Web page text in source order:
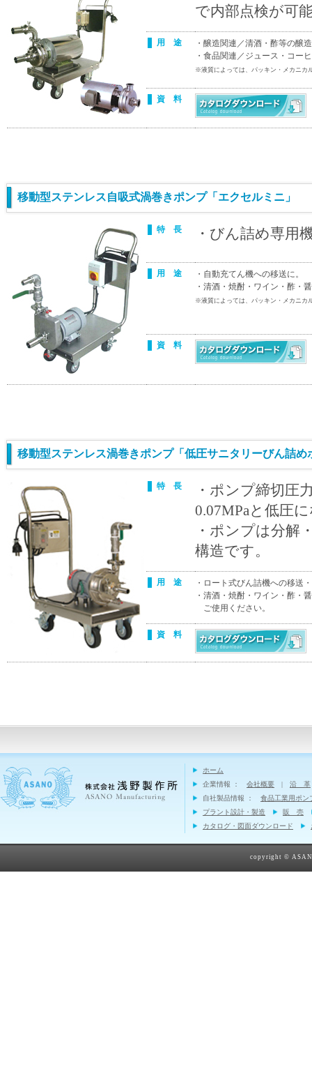
で内部点検が可
用 途
・醸造関連／清酒・酢等の醸
・食品関連／ジュース・コー
※液質によっては、パッキン・メカニカ
資 料
移動型ステンレス自吸式渦巻きポンプ「エクセルミニ」
特 長 ・びん詰め専用
用 途
・自動充てん機への移送に。
・清酒・焼酎・ワイン・酢・
※液質によっては、パッキン・メカニカ
資 料
移動型ステンレス渦巻きポンプ「低圧サニタリーびん詰
特 長
・ポンプ締切圧
0.07MPaと低圧
・ポンプは分解
構造です。
用 途
・ロート式びん詰機への移送
・清酒・焼酎・ワイン・酢・
ご使用ください。
資 料
ホーム
企業情報 ：
会社概要 | 沿 革
自社製品情報 ：
食品工業用ポン
プラント設計・製造
販 売
カタログ・図面ダウンロード
copyright ©